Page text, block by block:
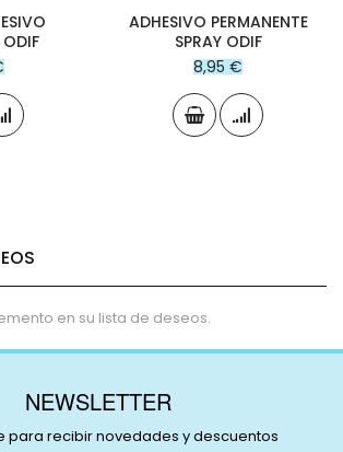
ADHESIVO PERMANENTE
SPRAY ODIF
8,95 €
en su lista de deseos.
NEWSLETTER
para recibir novedades y descuentos